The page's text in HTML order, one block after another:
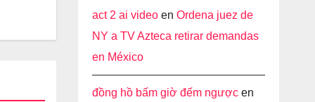
act 2 ai videoen Ordena juez de
NY a TV Azteca retirar demandas
en México
đồng hồ bấm giờ đếm ngượcen